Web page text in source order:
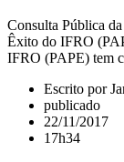
Consulta Pública
Êxito do IFRO
IFRO (PAPE) tem
Escrito por
publicado
22/11/2017
17h34